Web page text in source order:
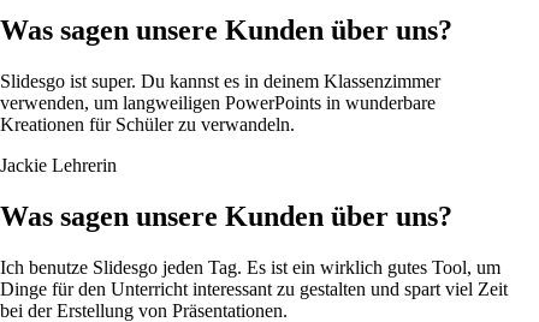
Was sagen unsere Kunden über uns?
Slidesgo ist super. Du kannst es in deinem Klassenzimmer
verwenden, um langweiligen PowerPoints in wunderbare
Kreationen für Schüler zu verwandeln.
Jackie Lehrerin
Was sagen unsere Kunden über uns?
Ich benutze Slidesgo jeden Tag. Es ist ein wirklich gutes Tool, um
Dinge für den Unterricht interessant zu gestalten und spart viel Zeit
bei der Erstellung von Präsentationen.